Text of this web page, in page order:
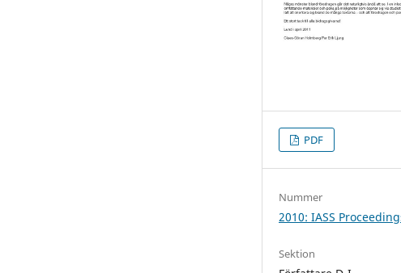
PDF
Nummer
2010: IASS
Sektion